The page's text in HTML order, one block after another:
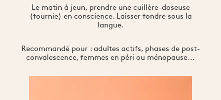
Le matin à jeun, prendre une cuillère-doseuse
(fournie) en conscience. Laisser fondre sous la
langue.
Recommandé pour : adultes actifs, phases de post-
convalescence, femmes en péri ou ménopause...